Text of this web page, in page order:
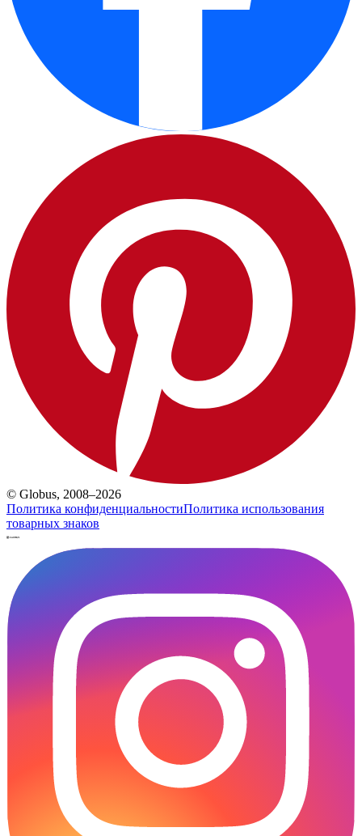
© Globus, 2008–2026
Политика конфиденциальностиПолитика использования
товарных знаков